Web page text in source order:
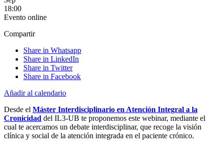
18:00
Evento online
Compartir
Share in Whatsapp
Share in LinkedIn
Share in Twitter
Share in Facebook
Añadir al calendario
Desde el Máster Interdisciplinario en Atención Integral a la
Cronicidad del IL3-UB te proponemos este webinar, mediante el
cual te acercamos un debate interdisciplinar, que recoge la visión
clínica y social de la atención integrada en el paciente crónico.